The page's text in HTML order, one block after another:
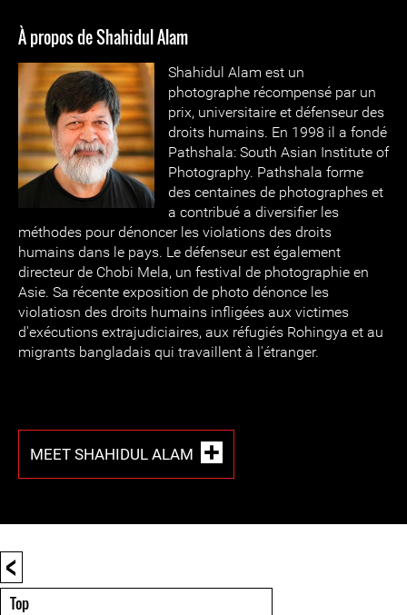
À propos de Shahidul Alam
Shahidul Alam est un
photographe récompensé par un
prix, universitaire et défenseur des
droits humains. En 1998 il a fondé
Pathshala: South Asian Institute of
Photography. Pathshala forme
des centaines de photographes et
a contribué a diversifier les
méthodes pour dénoncer les violations des droits
humains dans le pays. Le défenseur est également
directeur de Chobi Mela, un festival de photographie en
Asie. Sa récente exposition de photo dénonce les
violatiosn des droits humains infligées aux victimes
d'exécutions extrajudiciaires, aux réfugiés Rohingya et au
migrants bangladais qui travaillent à l'étranger.
MEET SHAHIDUL ALAM
<
Top